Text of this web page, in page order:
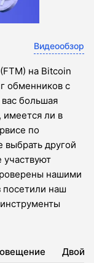
Видеообзор
на Bitcoin
обменников с
большая
имеется ли в
по
другой
нашими
посетили наш